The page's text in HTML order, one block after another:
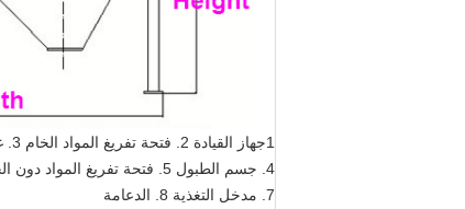
1جهاز القيادة 2. فتحة تفريغ المواد الخام 3. غطاء الختم
4. جسم الطبول 5. فتحة تفريغ المواد دون الحجم 6. لوحة الاحتفاظ
7. مدخل التغذية 8. الدعامة